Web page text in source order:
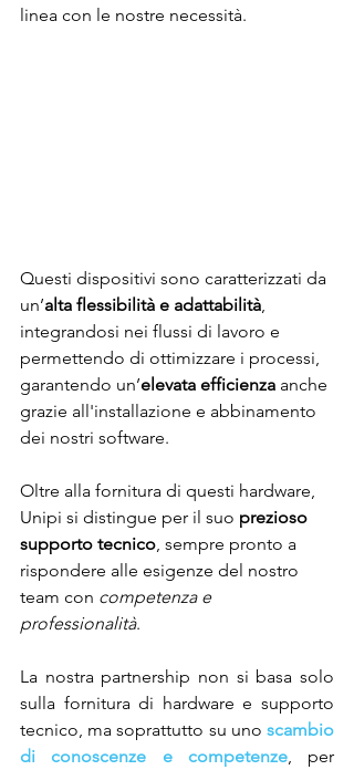
linea con le nostre necessità.
Questi dispositivi sono caratterizzati da
un’alta flessibilità e adattabilità
integrandosi nei flussi di lavoro e
permettendo di ottimizzare i processi,
garantendo un’elevata efficienza anche
grazie all'installazione e abbinamento
dei nostri software.
Oltre alla fornitura di questi hardware,
Unipi si distingue per il suo prezioso
supporto tecnico , sempre pronto a
rispondere alle esigenze del nostro
team con competenza e
professionalità.
La nostra partnership non si basa solo
sulla fornitura di hardware e supporto
tecnico, ma soprattutto su uno scambio
di conoscenze e competenze, per